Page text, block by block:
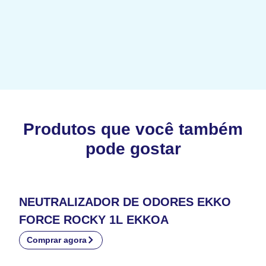
Produtos que você também
pode gostar
NEUTRALIZADOR DE ODORES EKKO
FORCE ROCKY 1L EKKOA
Comprar agora